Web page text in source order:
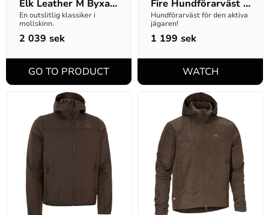
Elk Leather M Byxa
- Lång modell
En outslitlig klassiker i
mollskinn.
2 039 sek
Fire Hundförarväst
M - DESOLVE Fire
Hundförarväst för den aktiva
jägaren!
1 199 sek